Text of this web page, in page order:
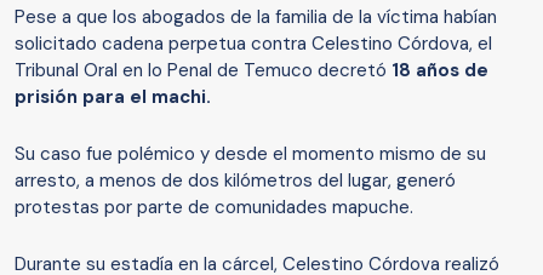
Pese a que los abogados de la familia de la víctima habían
solicitado cadena perpetua contra Celestino Córdova, el
Tribunal Oral en lo Penal de Temuco decretó 18 años de
prisión para el machi.
Su caso fue polémico y desde el momento mismo de su
arresto, a menos de dos kilómetros del lugar, generó
protestas por parte de comunidades mapuche.
Durante su estadía en la cárcel, Celestino Córdova realizó